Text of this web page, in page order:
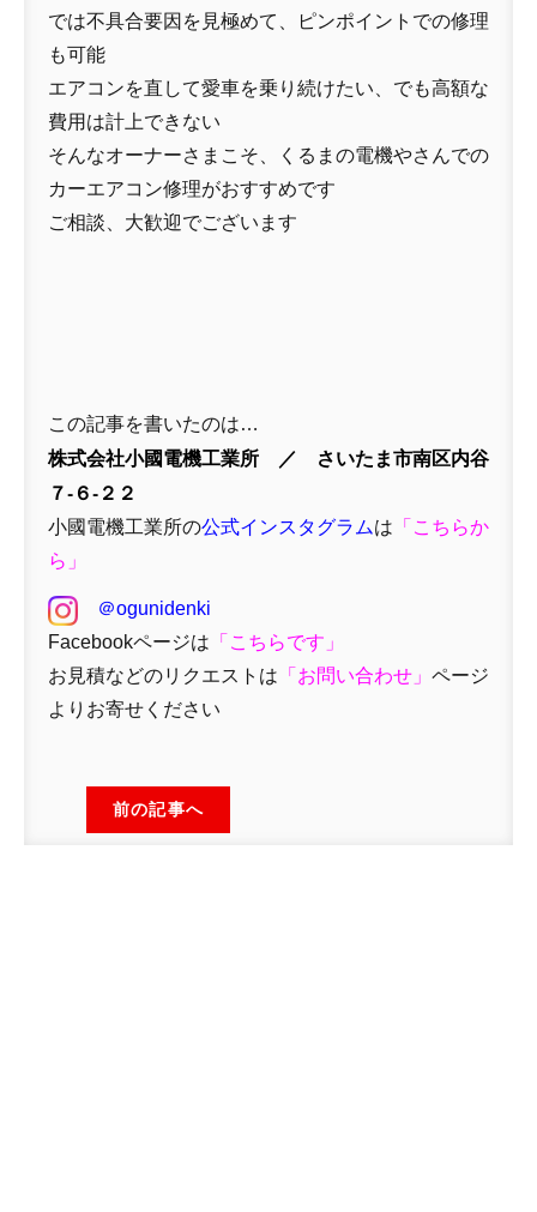
では不具合要因を見極めて、ピンポイントでの修理
も可能
エアコンを直して愛車を乗り続けたい、でも高額な
費用は計上できない
そんなオーナーさまこそ、くるまの電機やさんでの
カーエアコン修理がおすすめです
ご相談、大歓迎でございます
この記事を書いたのは…
株式会社小國電機工業所 ／ さいたま市南区内谷
７-６-２２
小國電機工業所の公式インスタグラムは 「 こちらか
ら」
＠ogunidenki
Facebookページは 「 こちらです」
お見積などのリクエストは 「 お問い合わせ 」 ページ
よりお寄せください
前の記事へ